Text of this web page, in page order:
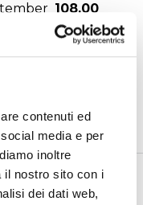
contenuti ed
media e per
inoltre
il nostro sito con i
dei dati web,
108.00
da €
da €
108.00
ufficiali di